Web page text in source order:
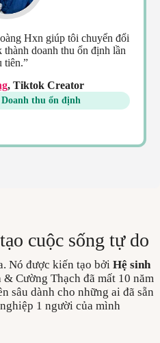
Hxn giúp tôi chuyển đổi
doanh thu ổn định lần
tiên.”
, Tiktok Creator
thu ổn định
cuộc sống tự do
Nó được kiến tạo bởi Hệ sinh
Cường Thạch đã mất 10 năm
sâu dành cho những ai đã sẵn
1 người của mình